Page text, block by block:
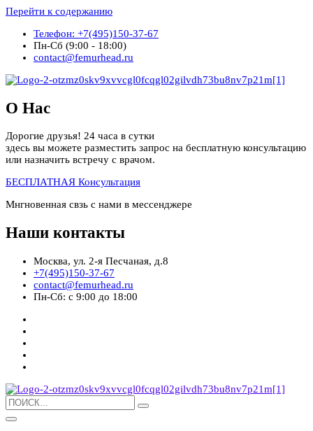
Перейти к содержанию
Телефон: +7(495)150-37-67
Пн-Сб (9:00 - 18:00)
contact@femurhead.ru
О Нас
Дорогие друзья! 24 часа в сутки
здесь вы можете разместить запрос на бесплатную консультацию
или назначить встречу с врачом.
БЕСПЛАТНАЯ Консультация
Мнгновенная свзь с нами в мессенджере
Наши контакты
Москва, ул. 2-я Песчаная, д.8
+7(495)150-37-67
contact@femurhead.ru
Пн-Сб: с 9:00 до 18:00